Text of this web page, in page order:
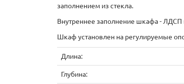
заполнением из стекла.
Внутреннее заполнение шкафа - ЛДСП
Шкаф установлен на регулируемые
Длина:
Глубина: